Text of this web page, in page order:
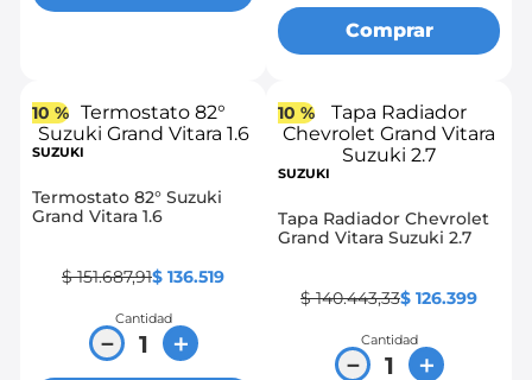
Comprar
10 %
SUZUKI
Termostato 82° Suzuki
Grand Vitara 1.6
$ 151.687,91$ 136.519
Cantidad
＋
－
10 %
SUZUKI
Tapa Radiador Chevrolet
Grand Vitara Suzuki 2.7
$ 140.443,33$ 126.399
Cantidad
＋
－